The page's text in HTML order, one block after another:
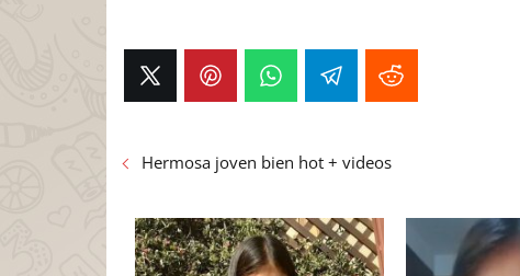
Hermosa joven bien hot + videos